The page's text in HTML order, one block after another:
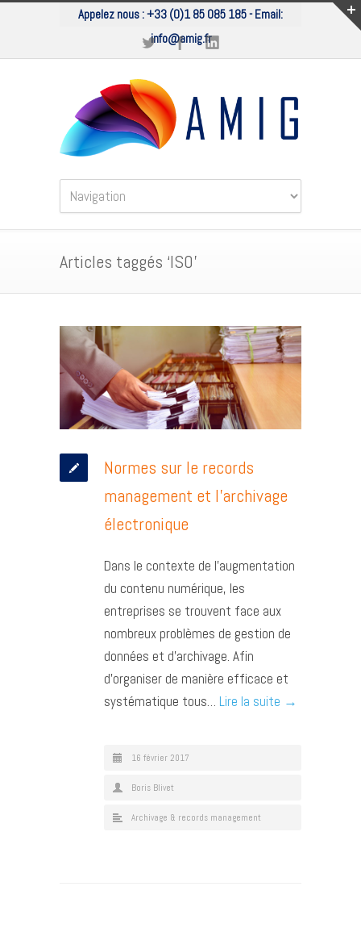
Appelez nous :+33 (0)1 85 085 185- Email:
info@amig.fr
Articles taggés ‘ISO’
Normes sur le records
management et l’archivage
électronique
Dans le contexte de l’augmentation
du contenu numérique, les
entreprises se trouvent face aux
nombreux problèmes de gestion de
données et d’archivage. Afin
d’organiser de manière efficace et
systématique tous… Lire la suite →
16 février 2017
Boris Blivet
Archivage & records management